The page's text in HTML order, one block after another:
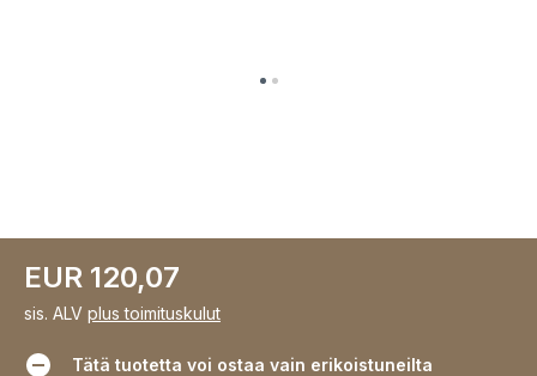
EUR 120,07
sis. ALV plus toimituskulut
Tätä tuotetta voi ostaa vain erikoistuneilta